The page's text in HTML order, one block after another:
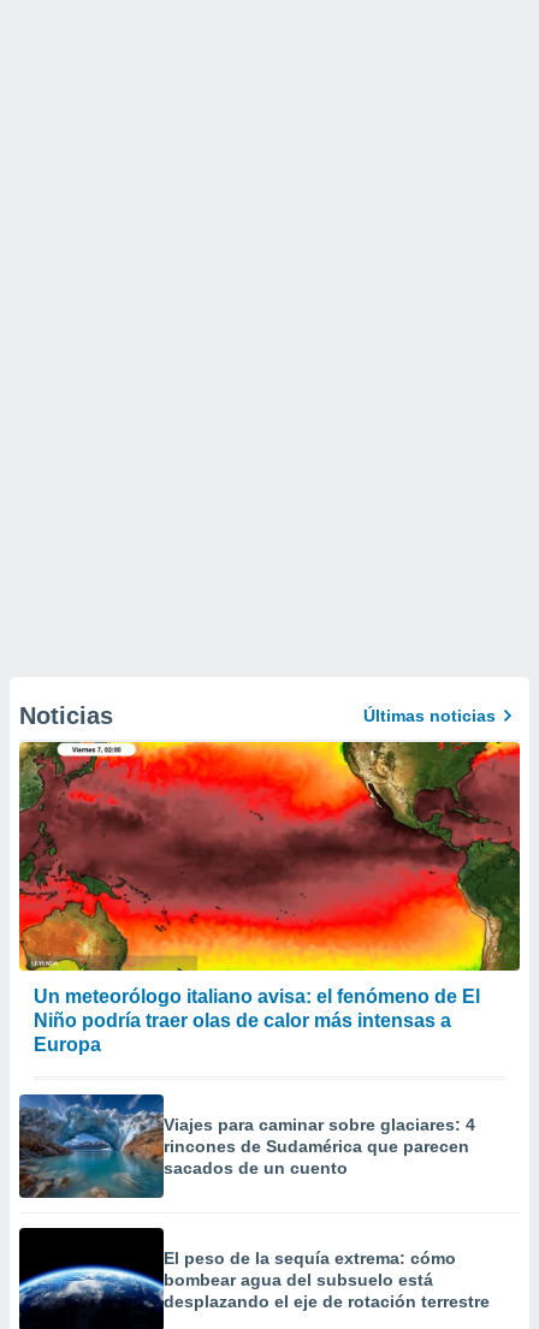
Noticias Últimas noticias
Un meteorólogo italiano avisa: el fenómeno de El
Niño podría traer olas de calor más intensas a
Europa
Viajes para caminar sobre glaciares: 4
rincones de Sudamérica que parecen
sacados de un cuento
El peso de la sequía extrema: cómo
bombear agua del subsuelo está
desplazando el eje de rotación terrestre